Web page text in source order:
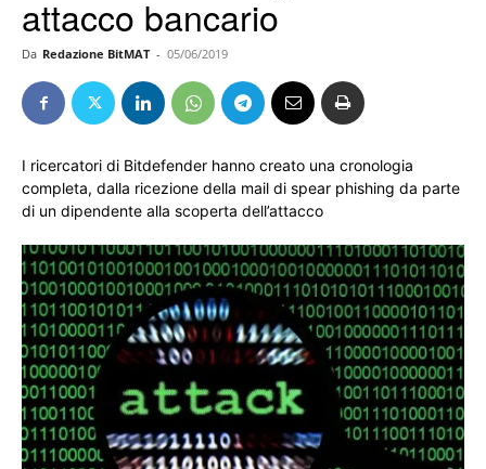
attacco bancario
Da Redazione BitMAT - 05/06/2019
I ricercatori di Bitdefender hanno creato una cronologia
completa, dalla ricezione della mail di spear phishing da parte
di un dipendente alla scoperta dell’attacco